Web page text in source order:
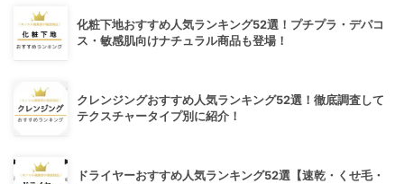
化粧下地おすすめ人気ランキング52選！プチプラ・デパコ
ス・敏感肌向けナチュラル商品も登場！
クレンジングおすすめ人気ランキング52選！徹底調査して
テクスチャータイプ別に紹介！
ドライヤーおすすめ人気ランキング52選【速乾・くせ毛・